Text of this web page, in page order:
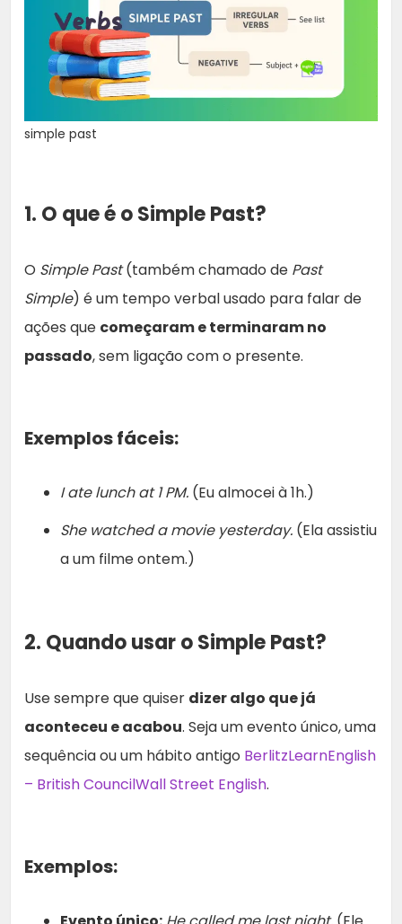
simple past
1. O que é o Simple Past?
O Simple Past(também chamado de Past
Simple) é um tempo verbal usado para falar de
ações que começaram e terminaram no
passado, sem ligação com o presente.
Exemplos fáceis:
I ate lunch at 1 PM. (Eu almocei à 1h.)
She watched a movie yesterday. (Ela assistiu
a um filme ontem.)
2. Quando usar o Simple Past?
Use sempre que quiser dizer algo que já
aconteceu e acabou. Seja um evento único, uma
sequência ou um hábito antigo BerlitzLearnEnglish
– British CouncilWall Street English.
Exemplos: